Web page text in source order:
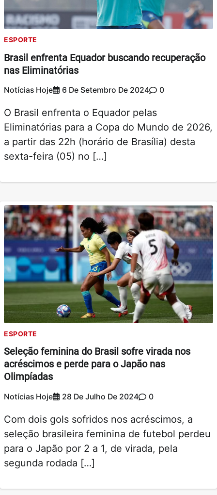
ESPORTE
Brasil enfrenta Equador buscando recuperação
nas Eliminatórias
Notícias Hoje 6 De Setembro De 2024 0
O Brasil enfrenta o Equador pelas
Eliminatórias para a Copa do Mundo de 2026,
a partir das 22h (horário de Brasília) desta
sexta-feira (05) no […]
ESPORTE
Seleção feminina do Brasil sofre virada nos
acréscimos e perde para o Japão nas
Olimpíadas
Notícias Hoje 28 De Julho De 2024 0
Com dois gols sofridos nos acréscimos, a
seleção brasileira feminina de futebol perdeu
para o Japão por 2 a 1, de virada, pela
segunda rodada […]